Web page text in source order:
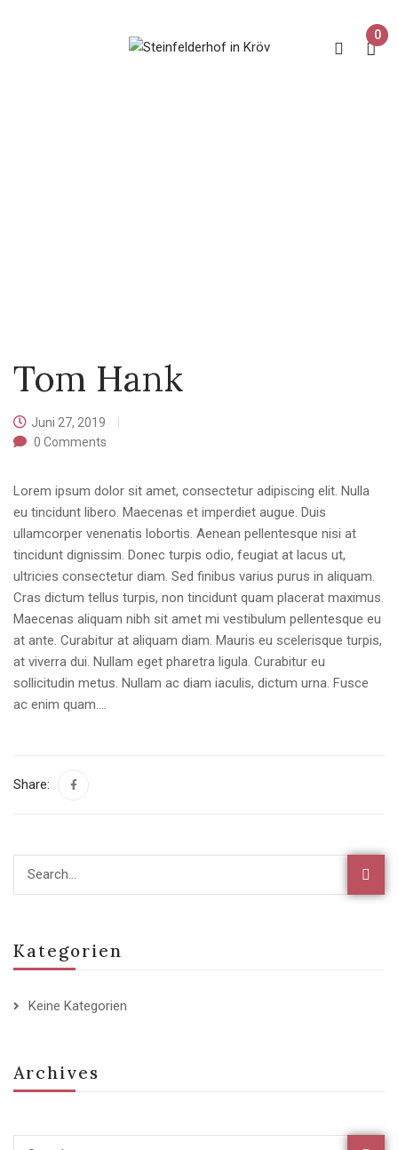
0
Kategorien
Keine Kategorien
Archives
Tom Hank
Juni 27, 2019
0 Comments
Lorem ipsum dolor sit amet, consectetur adipiscing elit. Nulla
eu tincidunt libero. Maecenas et imperdiet augue. Duis
ullamcorper venenatis lobortis. Aenean pellentesque nisi at
tincidunt dignissim. Donec turpis odio, feugiat at lacus ut,
ultricies consectetur diam. Sed finibus varius purus in aliquam.
Cras dictum tellus turpis, non tincidunt quam placerat maximus.
Maecenas aliquam nibh sit amet mi vestibulum pellentesque eu
at ante. Curabitur at aliquam diam. Mauris eu scelerisque turpis,
at viverra dui. Nullam eget pharetra ligula. Curabitur eu
sollicitudin metus. Nullam ac diam iaculis, dictum urna. Fusce
ac enim quam….
Share: